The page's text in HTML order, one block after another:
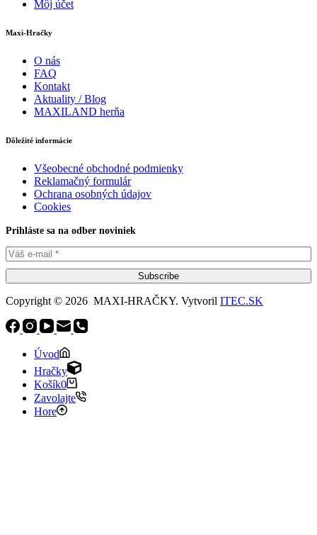
Môj účet
Maxi-Hračky
O nás
FAQ
Kontakt
Aktuality / Blog
MAXILAND herňa
Dôležité informácie
Všeobecné obchodné podmienky
Reklamačný formulár
Ochrana osobných údajov
Cookies
Prihláste sa na odber noviniek
Subscribe
Copyright © 2026 MAXI-HRAČKY. Vytvoril ITEC.SK
Úvod
Hračky
Košík0
Zavolajte
Hore